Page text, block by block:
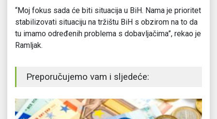
“Moj fokus sada će biti situacija u BiH. Nama je prioritet
stabilizovati situaciju na tržištu BiH s obzirom na to da
tu imamo određenih problema s dobavljačima”, rekao je
Ramljak.
Preporučujemo vam i sljedeće: